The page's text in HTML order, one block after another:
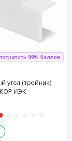
99% баллов
угол (тройник)
ИЭК